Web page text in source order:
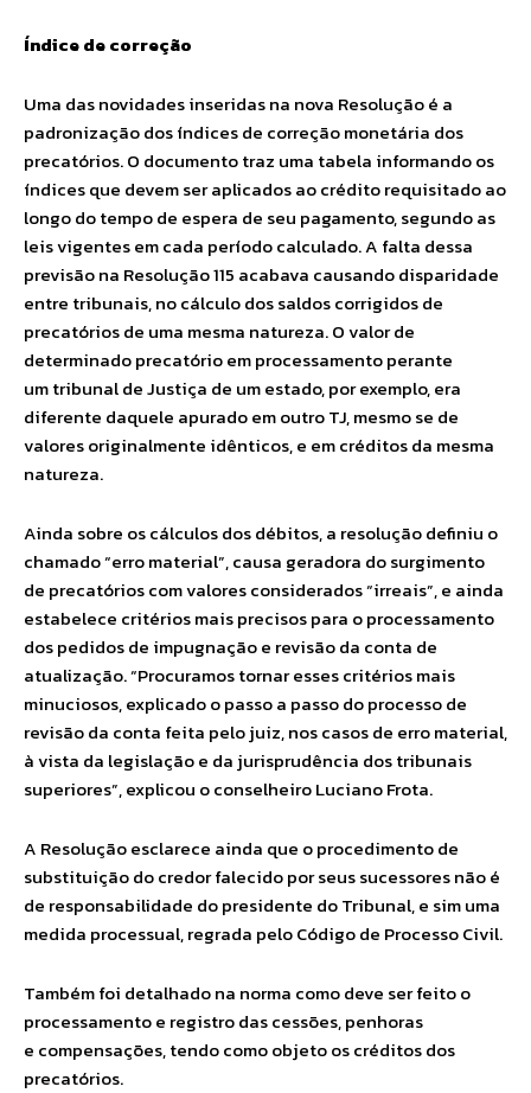
Índice de correção
Uma das novidades inseridas na nova Resolução é a
padronização dos índices de correção monetária dos
precatórios. O documento traz uma tabela informando os
índices que devem ser aplicados ao crédito requisitado ao
longo do tempo de espera de seu pagamento, segundo as
leis vigentes em cada período calculado. A falta dessa
previsão na Resolução 115 acabava causando disparidade
entre tribunais, no cálculo dos saldos corrigidos de
precatórios de uma mesma natureza. O valor de
determinado precatório em processamento perante
um tribunal de Justiça de um estado, por exemplo, era
diferente daquele apurado em outro TJ, mesmo se de
valores originalmente idênticos, e em créditos da mesma
natureza.
Ainda sobre os cálculos dos débitos, a resolução definiu o
chamado “erro material”, causa geradora do surgimento
de precatórios com valores considerados “irreais”, e ainda
estabelece critérios mais precisos para o processamento
dos pedidos de impugnação e revisão da conta de
atualização. “Procuramos tornar esses critérios mais
minuciosos, explicado o passo a passo do processo de
revisão da conta feita pelo juiz, nos casos de erro material,
à vista da legislação e da jurisprudência dos tribunais
superiores”, explicou o conselheiro Luciano Frota.
A Resolução esclarece ainda que o procedimento de
substituição do credor falecido por seus sucessores não é
de responsabilidade do presidente do Tribunal, e sim uma
medida processual, regrada pelo Código de Processo Civil.
Também foi detalhado na norma como deve ser feito o
processamento e registro das cessões, penhoras
e compensações, tendo como objeto os créditos dos
precatórios.